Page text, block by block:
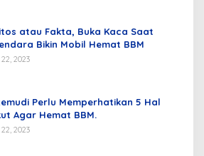
atau Fakta, Buka Kaca Saat
Bikin Mobil Hemat BBM
2023
Perlu Memperhatikan 5 Hal
Agar Hemat BBM.
2023